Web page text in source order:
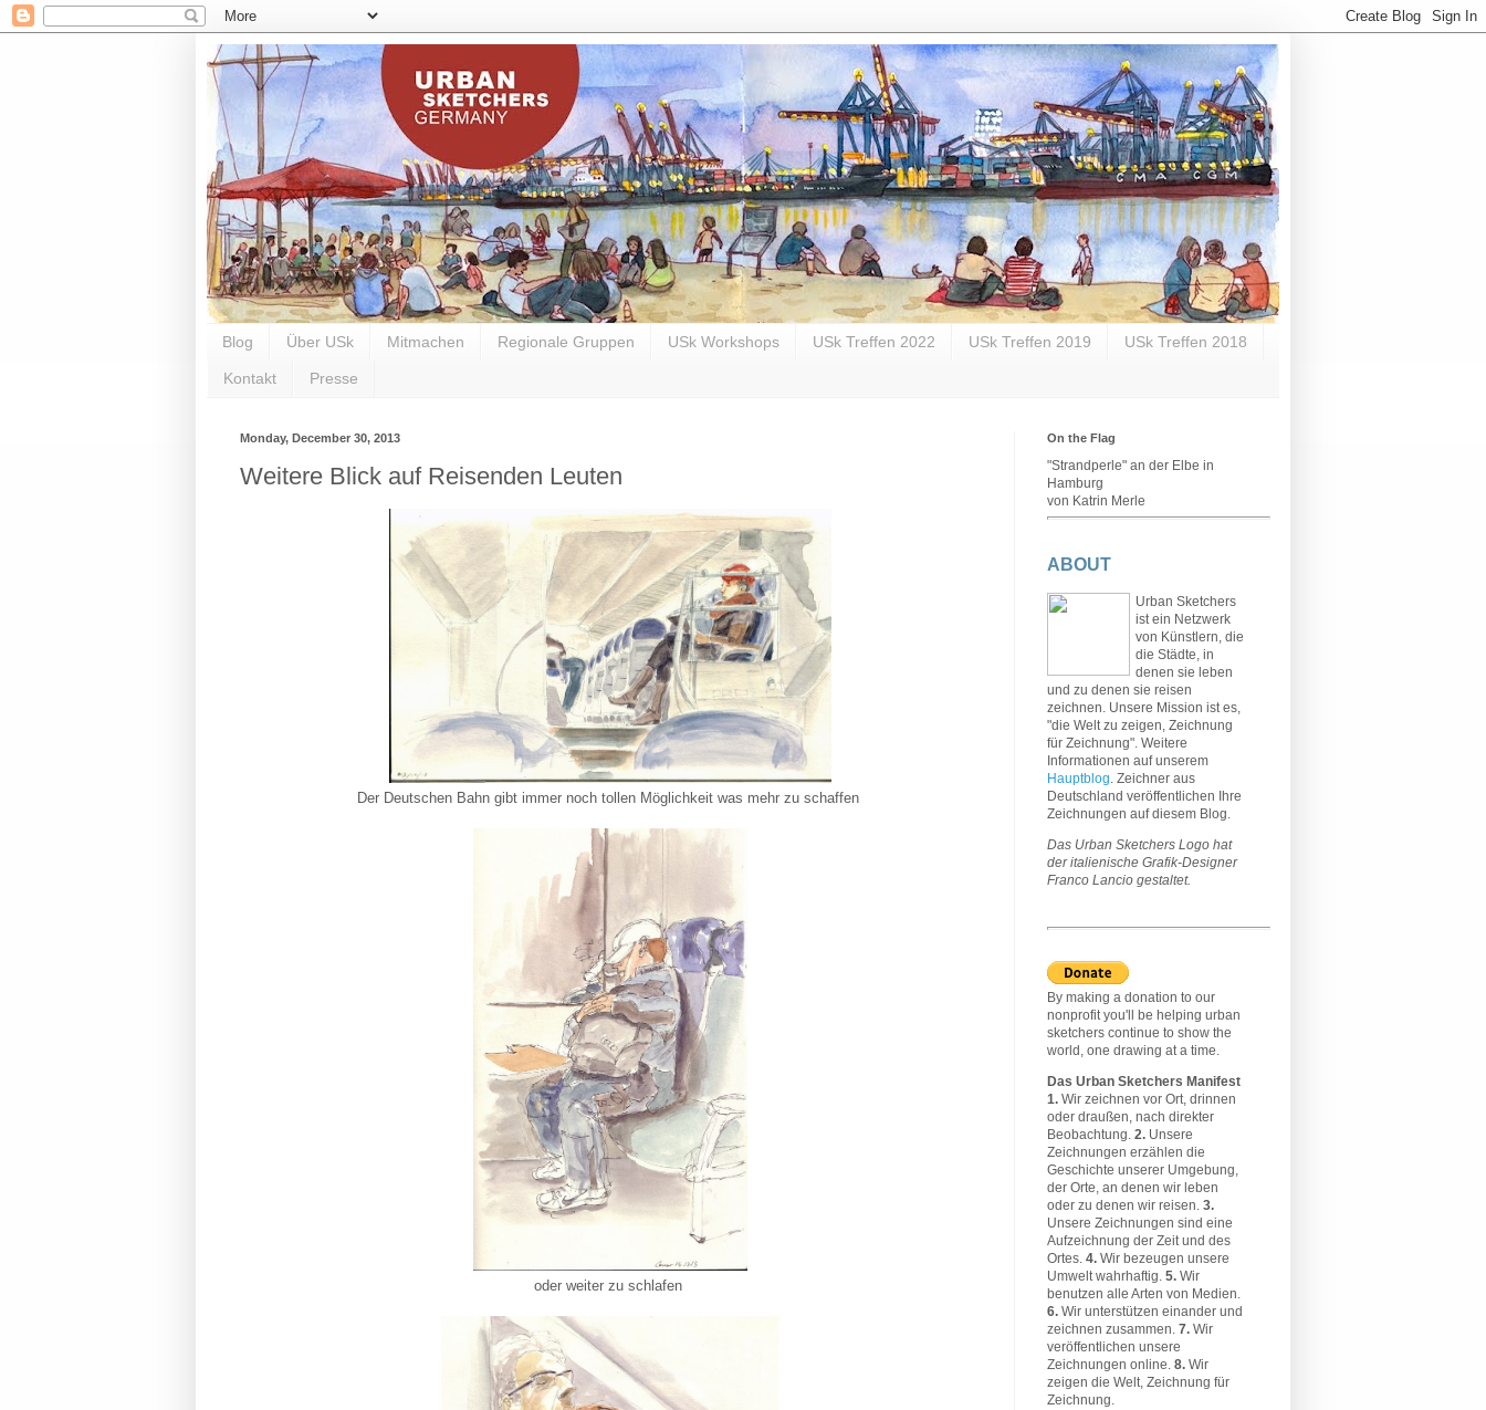
Blog Über USk Mitmachen Regionale Gruppen USk Workshops USk Treffen 2022 USk Treffen 2019 USk Treffen 2018
Kontakt Presse
Monday, December 30, 2013
Weitere Blick auf Reisenden Leuten
Der Deutschen Bahn gibt immer noch tollen Möglichkeit was mehr zu schaffen
oder weiter zu schlafen
On the Flag
"Strandperle" an der Elbe in
Hamburg
von Katrin Merle
ABOUT
Urban Sketchers
ist ein Netzwerk
von Künstlern, die
die Städte, in
denen sie leben
und zu denen sie reisen
zeichnen. Unsere Mission ist es,
"die Welt zu zeigen, Zeichnung
für Zeichnung". Weitere
Informationen auf unserem
Hauptblog. Zeichner aus
Deutschland veröffentlichen Ihre
Zeichnungen auf diesem Blog.
Das Urban Sketchers Logo hat
der italienische Grafik-Designer
Franco Lancio gestaltet.
By making a donation to our
nonprofit you'll be helping urban
sketchers continue to show the
world, one drawing at a time.
Das Urban Sketchers Manifest
1. Wir zeichnen vor Ort, drinnen
oder draußen, nach direkter
Beobachtung. 2. Unsere
Zeichnungen erzählen die
Geschichte unserer Umgebung,
der Orte, an denen wir leben
oder zu denen wir reisen. 3.
Unsere Zeichnungen sind eine
Aufzeichnung der Zeit und des
Ortes. 4. Wir bezeugen unsere
Umwelt wahrhaftig. 5. Wir
benutzen alle Arten von Medien.
6. Wir unterstützen einander und
zeichnen zusammen. 7. Wir
veröffentlichen unsere
Zeichnungen online. 8. Wir
zeigen die Welt, Zeichnung für
Zeichnung.